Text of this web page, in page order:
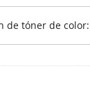
de tóner de